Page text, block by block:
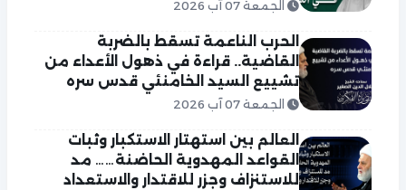
الجمعة 07 آب 2026
الحرب الناعمة تسقط بالضربة
القاضية.. قراءة في ذهول الأعداء من
تشييع السيد الخامنئي قدس سره
الجمعة 07 آب 2026
العالم بين استهتار الاستكبار وثبات
القواعد المهدوية الحاضنة…… مد
للاستنزاف وجزر للاقتدار والاستعداد